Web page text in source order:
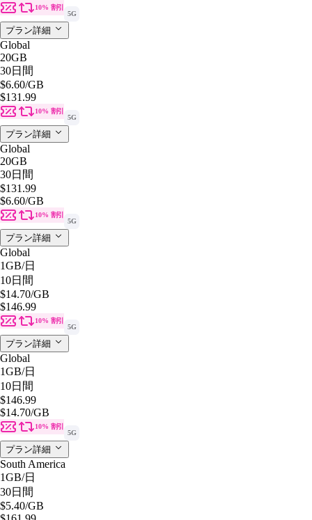
10% 割引
5G
プラン詳細
Global
20GB
30日間
$6.60/GB
$131.99
10% 割引
5G
プラン詳細
Global
20GB
30日間
$131.99
$6.60/GB
10% 割引
5G
プラン詳細
Global
1GB/日
10日間
$14.70/GB
$146.99
10% 割引
5G
プラン詳細
Global
1GB/日
10日間
$146.99
$14.70/GB
10% 割引
5G
プラン詳細
South America
1GB/日
30日間
$5.40/GB